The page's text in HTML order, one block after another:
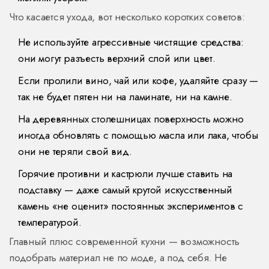
Что касается ухода, вот несколько коротких советов:
Не используйте агрессивные чистящие средства:
они могут разъесть верхний слой или цвет.
Если пролили вино, чай или кофе, удаляйте сразу —
так не будет пятен ни на ламинате, ни на камне.
На деревянных столешницах поверхность можно
иногда обновлять с помощью масла или лака, чтобы
они не теряли свой вид.
Горячие противни и кастрюли лучше ставить на
подставку — даже самый крутой искусственный
камень «не оценит» постоянных экспериментов с
температурой.
Главный плюс современной кухни — возможность
подобрать материал не по моде, а под себя. Не